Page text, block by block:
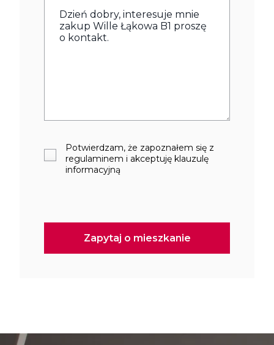
Potwierdzam, że zapoznałem się z
regulaminem i akceptuję klauzulę
informacyjną